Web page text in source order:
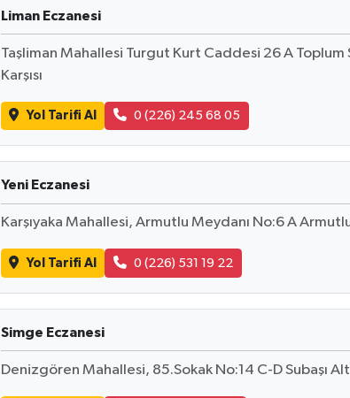
Liman Eczanesi
Taşliman Mahallesi Turgut Kurt Caddesi 26 A Toplum
Karşısı
Yol Tarifi Al 0 (226) 245 68 05
Yeni Eczanesi
Karşıyaka Mahallesi, Armutlu Meydanı No:6 A
Yol Tarifi Al 0 (226) 531 19 22
Simge Eczanesi
Denizgören Mahallesi, 85.Sokak No:14 C-D Subaşı